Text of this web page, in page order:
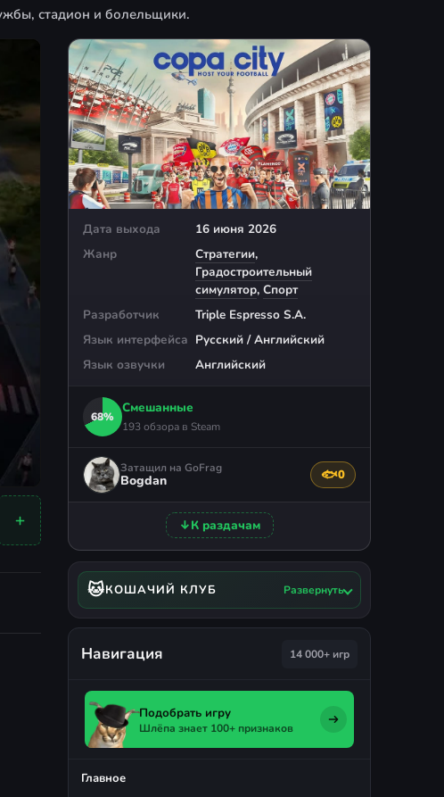
стадион и болельщики.
Дата выхода
16 июня 2026
Жанр
Стратегии,
Градостроительный
симулятор, Спорт
Разработчик
Triple Espresso S.A.
Язык интерфейса Русский / Английский
Язык озвучки
Английский
68%
Смешанные
193 обзора в Steam
Затащил на GoFrag
Bogdan 🐟0
Поблагодарить
↓К раздачам
🐱КОШАЧИЙ КЛУБ Развернуть
Навигация 14 000+ игр
Подобрать игру
Шлёпа знает 100+ признаков
Главное